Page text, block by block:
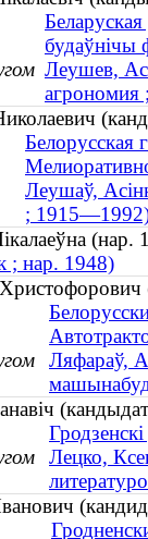
будаўнічы
Леушев,
Белорусская
Леушаў,
;
; нар. 1948)
Ляфараў,
Лецко,